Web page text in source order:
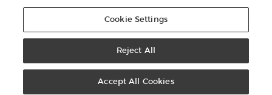
Email: asiakaspalvelu@youngliving.com
pidätetään. |Yksityisyydensuoja
Cookie Settings
Reject All
Accept All Cookies